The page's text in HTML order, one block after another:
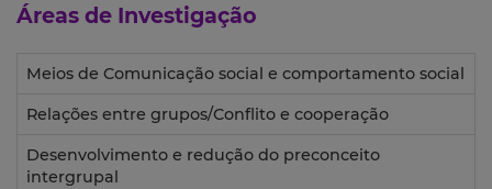
Áreas de Investigação
Meios de Comunicação social e comportamento social
Relações entre grupos/Conflito e cooperação
Desenvolvimento e redução do preconceito
intergrupal